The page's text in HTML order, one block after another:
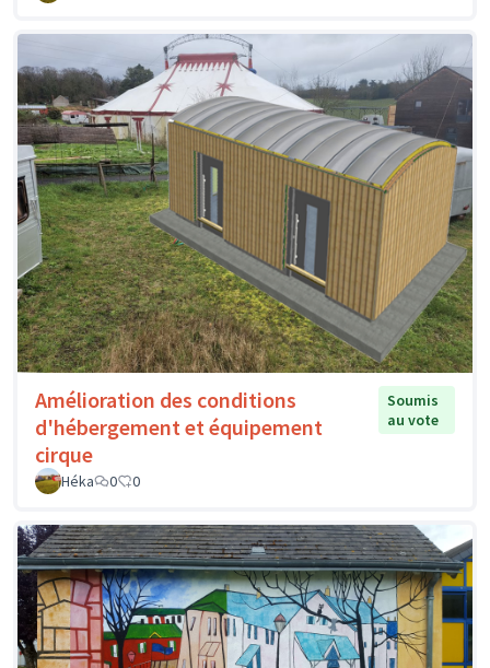
Amélioration des conditions
d'hébergement et équipement
cirque
Soumis
au vote
Héka 0 0